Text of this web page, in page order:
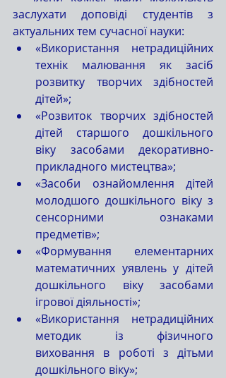
заслухати доповіді студентів з
актуальних тем сучасної науки:
«Використання нетрадиційних
технік малювання як засіб
розвитку творчих здібностей
дітей»;
«Розвиток творчих здібностей
дітей старшого дошкільного
віку засобами декоративно-
прикладного мистецтва»;
«Засоби ознайомлення дітей
молодшого дошкільного віку з
сенсорними ознаками
предметів»;
«Формування елементарних
математичних уявлень у дітей
дошкільного віку засобами
ігрової діяльності»;
«Використання нетрадиційних
методик із фізичного
виховання в роботі з дітьми
дошкільного віку»;